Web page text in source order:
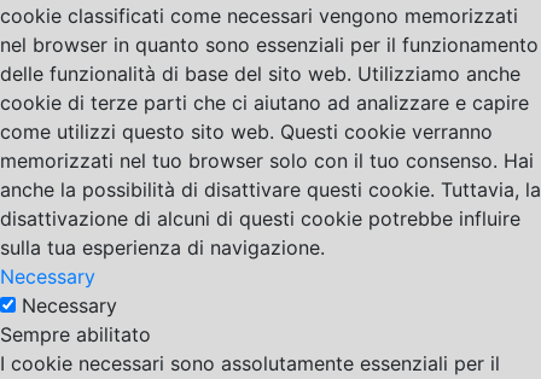
cookie classificati come necessari vengono memorizzati
nel browser in quanto sono essenziali per il funzionamento
delle funzionalità di base del sito web. Utilizziamo anche
cookie di terze parti che ci aiutano ad analizzare e capire
come utilizzi questo sito web. Questi cookie verranno
memorizzati nel tuo browser solo con il tuo consenso. Hai
anche la possibilità di disattivare questi cookie. Tuttavia, la
disattivazione di alcuni di questi cookie potrebbe influire
sulla tua esperienza di navigazione.
Necessary
Necessary
Sempre abilitato
I cookie necessari sono assolutamente essenziali per il